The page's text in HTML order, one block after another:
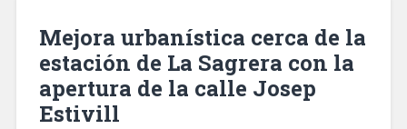
Tres
Torres»
Mejora urbanística cerca de la
estación de La Sagrera con la
apertura de la calle Josep
Estivill